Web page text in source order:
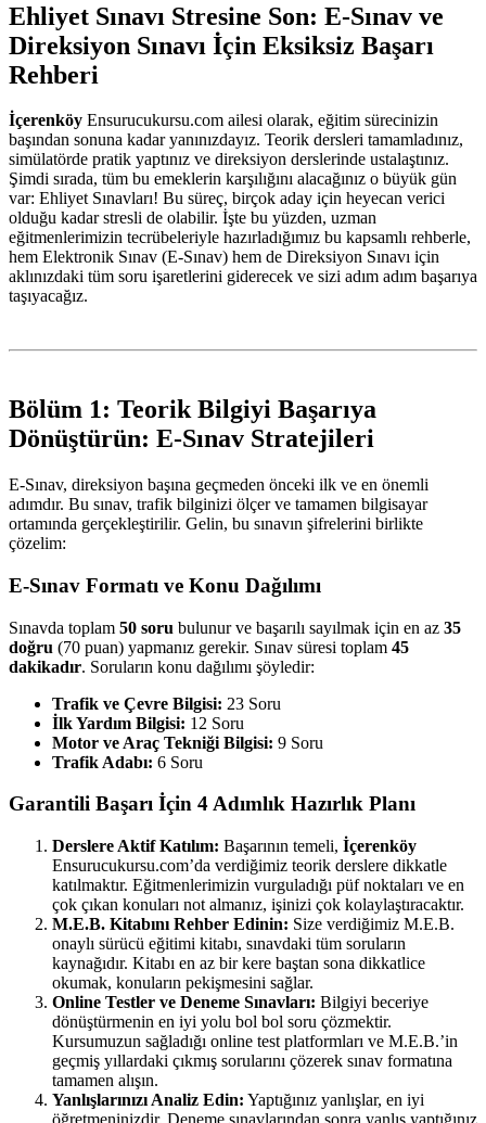
Ehliyet Sınavı Stresine Son: E-Sınav ve
Direksiyon Sınavı İçin Eksiksiz Başarı
Rehberi
İçerenköy Ensurucukursu.com ailesi olarak, eğitim sürecinizin
başından sonuna kadar yanınızdayız. Teorik dersleri tamamladınız,
simülatörde pratik yaptınız ve direksiyon derslerinde ustalaştınız.
Şimdi sırada, tüm bu emeklerin karşılığını alacağınız o büyük gün
var: Ehliyet Sınavları! Bu süreç, birçok aday için heyecan verici
olduğu kadar stresli de olabilir. İşte bu yüzden, uzman
eğitmenlerimizin tecrübeleriyle hazırladığımız bu kapsamlı rehberle,
hem Elektronik Sınav (E-Sınav) hem de Direksiyon Sınavı için
aklınızdaki tüm soru işaretlerini giderecek ve sizi adım adım başarıya
taşıyacağız.
Bölüm 1: Teorik Bilgiyi Başarıya
Dönüştürün: E-Sınav Stratejileri
E-Sınav, direksiyon başına geçmeden önceki ilk ve en önemli
adımdır. Bu sınav, trafik bilginizi ölçer ve tamamen bilgisayar
ortamında gerçekleştirilir. Gelin, bu sınavın şifrelerini birlikte
çözelim:
E-Sınav Formatı ve Konu Dağılımı
Sınavda toplam 50 soru bulunur ve başarılı sayılmak için en az 35
doğru (70 puan) yapmanız gerekir. Sınav süresi toplam 45
dakikadır. Soruların konu dağılımı şöyledir:
Trafik ve Çevre Bilgisi: 23 Soru
İlk Yardım Bilgisi: 12 Soru
Motor ve Araç Tekniği Bilgisi: 9 Soru
Trafik Adabı: 6 Soru
Garantili Başarı İçin 4 Adımlık Hazırlık Planı
Derslere Aktif Katılım: Başarının temeli, İçerenköy
Ensurucukursu.com’da verdiğimiz teorik derslere dikkatle
katılmaktır. Eğitmenlerimizin vurguladığı püf noktaları ve en
çok çıkan konuları not almanız, işinizi çok kolaylaştıracaktır.
M.E.B. Kitabını Rehber Edinin: Size verdiğimiz M.E.B.
onaylı sürücü eğitimi kitabı, sınavdaki tüm soruların
kaynağıdır. Kitabı en az bir kere baştan sona dikkatlice
okumak, konuların pekişmesini sağlar.
Online Testler ve Deneme Sınavları: Bilgiyi beceriye
dönüştürmenin en iyi yolu bol bol soru çözmektir.
Kursumuzun sağladığı online test platformları ve M.E.B.’in
geçmiş yıllardaki çıkmış sorularını çözerek sınav formatına
tamamen alışın.
Yanlışlarınızı Analiz Edin: Yaptığınız yanlışlar, en iyi